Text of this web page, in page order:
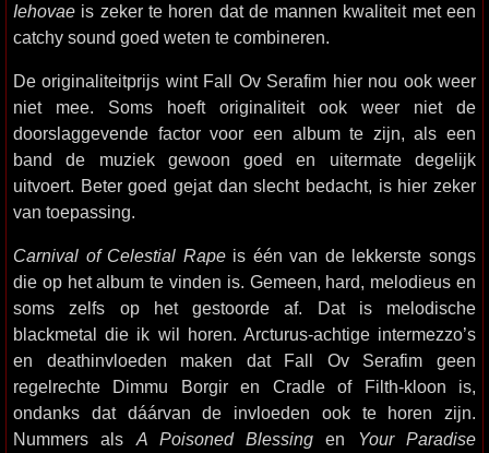
Iehovae is zeker te horen dat de mannen kwaliteit met een
catchy sound goed weten te combineren.
De originaliteitprijs wint Fall Ov Serafim hier nou ook weer
niet mee. Soms hoeft originaliteit ook weer niet de
doorslaggevende factor voor een album te zijn, als een
band de muziek gewoon goed en uitermate degelijk
uitvoert. Beter goed gejat dan slecht bedacht, is hier zeker
van toepassing.
Carnival of Celestial Rapeis één van de lekkerste songs
die op het album te vinden is. Gemeen, hard, melodieus en
soms zelfs op het gestoorde af. Dat is melodische
blackmetal die ik wil horen. Arcturus-achtige intermezzo’s
en deathinvloeden maken dat Fall Ov Serafim geen
regelrechte Dimmu Borgir en Cradle of Filth-kloon is,
ondanks dat dáárvan de invloeden ook te horen zijn.
Nummers als A Poisoned Blessing en Your Paradise